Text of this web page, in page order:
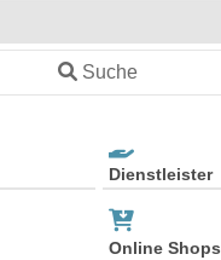
Suche
Dienstleister
Online Shops